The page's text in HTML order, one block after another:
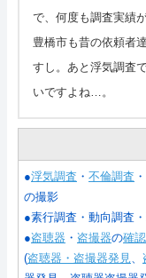
で、何度も調査実績
豊橋市も昔の依頼者
すし。あと浮気調査
いですよね…。
●浮気調査 ・ 不倫調査
の撮影
●素行調査・動向調査
●盗聴器 ・ 盗撮器の確
(盗聴器・盗撮器発見